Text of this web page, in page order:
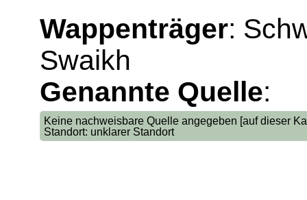
Wappenträger:
Swaikh
Genannte Quelle:
Keine nachweisbare Quelle angegeben [auf dieser
Standort: unklarer Standort